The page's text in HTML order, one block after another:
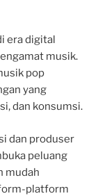
era digital
musik.
pop
yang
dan konsumsi.
dan produser
peluang
mudah
platform